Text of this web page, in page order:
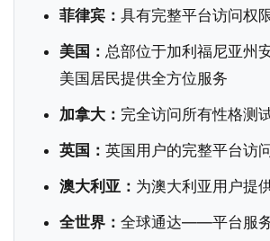
菲律宾： 具有完整平台访问权
美国： 总部位于加利福尼亚州
美国居民提供全方位服务
加拿大： 完全访问所有性格测
英国： 英国用户的完整平台访
澳大利亚： 为澳大利亚用户提
全世界： 全球通达——平台服